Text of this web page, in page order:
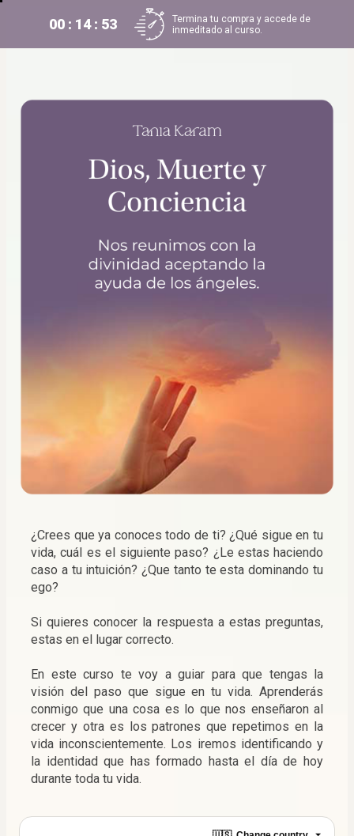
00 : 14 : 52
Termina tu compra y accede de
inmeditado al curso.
¿Crees que ya conoces todo de ti? ¿Qué sigue en tu
vida, cuál es el siguiente paso? ¿Le estas haciendo
caso a tu intuición? ¿Que tanto te esta dominando tu
ego?
Si quieres conocer la respuesta a estas preguntas,
estas en el lugar correcto.
En este curso te voy a guiar para que tengas la
visión del paso que sigue en tu vida. Aprenderás
conmigo que una cosa es lo que nos enseñaron al
crecer y otra es los patrones que repetimos en la
vida inconscientemente. Los iremos identificando y
la identidad que has formado hasta el día de hoy
durante toda tu vida.